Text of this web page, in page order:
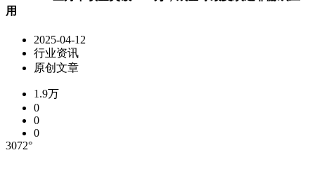
用
2025-04-12
行业资讯
原创文章
1.9万
0
0
0
3072°